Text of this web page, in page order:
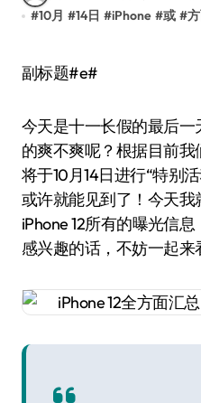
#10月 #14日 #iPhone #或 #
副标题#e#
今天是十一长假的最后
的爽不爽呢？根据目前
将于10月14日进行“特别
或许就能见到了！今天我
iPhone 12所有的曝光信
感兴趣的话，不妨一起来